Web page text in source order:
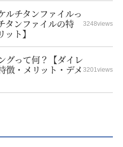
ルチタンファイルっ
タンファイルの特
ト】
3248views
グって何？【ダイレ
徴・メリット・デメ 3201views